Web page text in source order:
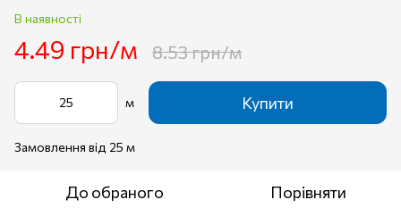
В наявності
4.49 грн/м 8.53 грн/м
м Купити
Замовлення від 25 м
До обраного Порівняти